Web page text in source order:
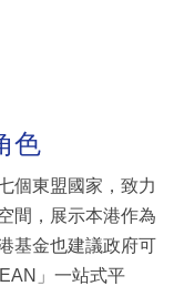
色
個東盟國家，致力
間，展示本港作為
基金也建議政府可
」一站式平